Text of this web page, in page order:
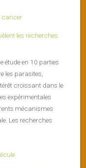
les recherches
étude en 10 parties
les parasites,
croissant dans le
expérimentales
mécanismes
Les recherches